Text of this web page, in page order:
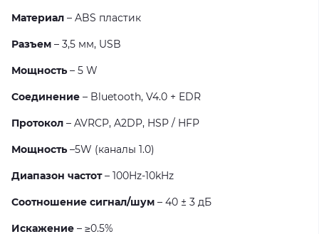
Материал – ABS пластик
Разъем – 3,5 мм, USB
Мощность – 5 W
Соединение – Bluetooth, V4.0 + EDR
Протокол – AVRCP, A2DP, HSP / HFP
Мощность –5W (каналы 1.0)
Диапазон частот– 100Hz-10kHz
Соотношение сигнал/шум – 40 ± 3 дБ
Искажение – ≥0.5%